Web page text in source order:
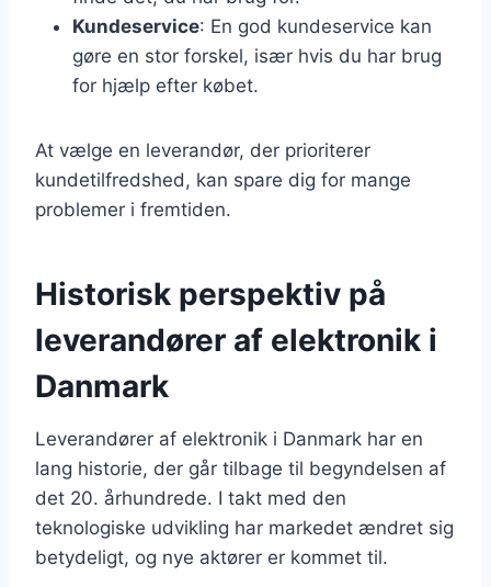
Kundeservice: En god kundeservice kan
gøre en stor forskel, især hvis du har brug
for hjælp efter købet.
At vælge en leverandør, der prioriterer
kundetilfredshed, kan spare dig for mange
problemer i fremtiden.
Historisk perspektiv på
leverandører af elektronik i
Danmark
Leverandører af elektronik i Danmark har en
lang historie, der går tilbage til begyndelsen af
det 20. århundrede. I takt med den
teknologiske udvikling har markedet ændret sig
betydeligt, og nye aktører er kommet til.